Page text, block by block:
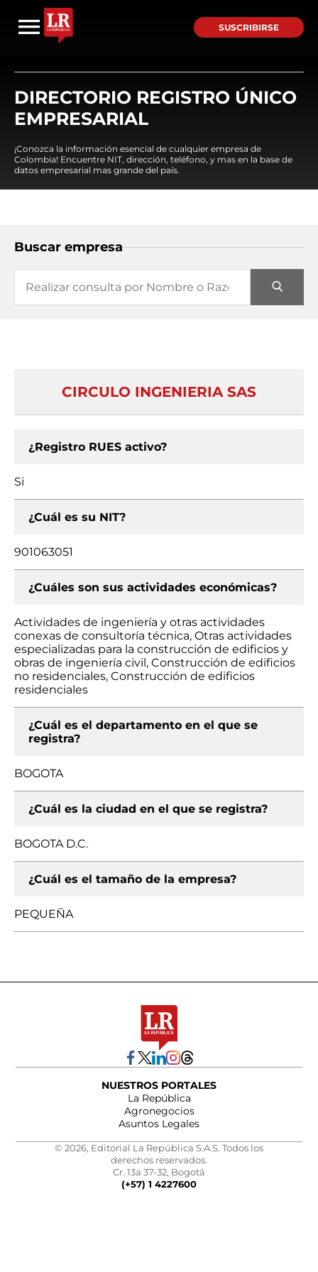
SUSCRIBIRSE
DIRECTORIO REGISTRO ÚNICO
EMPRESARIAL
¡Conozca la información esencial de cualquier empresa de
Colombia! Encuentre NIT, dirección, teléfono, y mas en la base de
datos empresarial mas grande del país.
Buscar empresa
CIRCULO INGENIERIA SAS
¿Registro RUES activo?
Si
¿Cuál es su NIT?
901063051
¿Cuáles son sus actividades económicas?
Actividades de ingeniería y otras actividades
conexas de consultoría técnica, Otras actividades
especializadas para la construcción de edificios y
obras de ingeniería civil, Construcción de edificios
no residenciales, Construcción de edificios
residenciales
¿Cuál es el departamento en el que se
registra?
BOGOTA
¿Cuál es la ciudad en el que se registra?
BOGOTA D.C.
¿Cuál es el tamaño de la empresa?
PEQUEÑA
NUESTROS PORTALES
La República
Agronegocios
Asuntos Legales
© 2026, Editorial La República S.A.S. Todos los
derechos reservados.
Cr. 13a 37-32, Bogotá
(+57) 1 4227600